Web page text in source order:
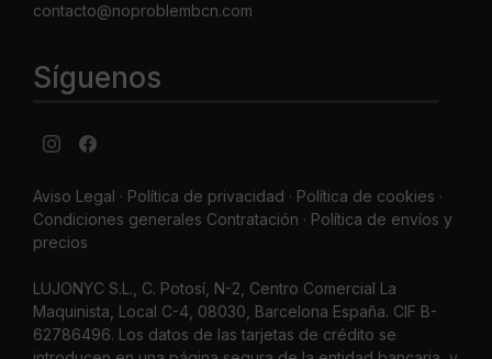
contacto@noproblembcn.com
Síguenos
Aviso Legal · Política de privacidad · Política de cookies ·
Condiciones generales Contratación · Política de envíos y
precios
LUJONYC S.L., C. Potosí, N-2, Centro Comercial La
Maquinista, Local C-4, 08030, Barcelona España. CIF B-
62786496. Los datos de las tarjetas de crédito se